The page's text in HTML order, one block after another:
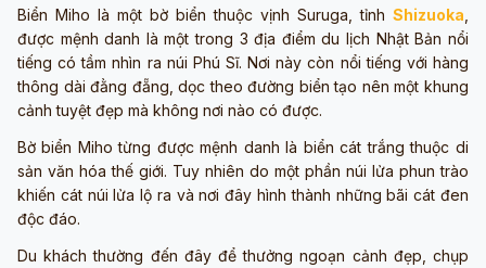
Biển Miho là một bờ biển thuộc vịnh Suruga, tỉnh Shizuoka
được mệnh danh là một trong 3 địa điểm du lịch Nhật Bản nổi
tiếng có tầm nhìn ra núi Phú Sĩ. Nơi này còn nổi tiếng với hàng
thông dài đằng đẵng, dọc theo đường biển tạo nên một khung
cảnh tuyệt đẹp mà không nơi nào có được.
Bờ biển Miho từng được mệnh danh là biển cát trắng thuộc di
sản văn hóa thế giới. Tuy nhiên do một phần núi lửa phun trào
khiến cát núi lửa lộ ra và nơi đây hình thành những bãi cát đen
độc đáo.
Du khách thường đến đây để thưởng ngoạn cảnh đẹp, chụp